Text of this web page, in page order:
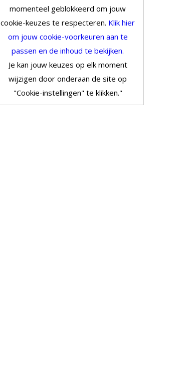
momenteel geblokkeerd om jouw
cookie-keuzes te respecteren. Klik hier
om jouw cookie-voorkeuren aan te
passen en de inhoud te bekijken.
Je kan jouw keuzes op elk moment
wijzigen door onderaan de site op
"Cookie-instellingen" te klikken."